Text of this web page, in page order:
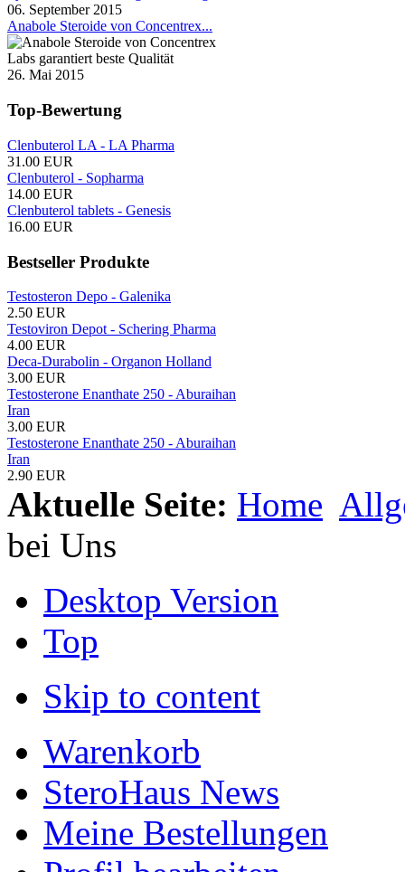
06. September 2015
Anabole Steroide von Concentrex...
26. Mai 2015
Top-Bewertung
Clenbuterol LA - LA Pharma
31.00 EUR
Clenbuterol - Sopharma
14.00 EUR
Clenbuterol tablets - Genesis
16.00 EUR
Bestseller Produkte
Testosteron Depo - Galenika
2.50 EUR
Testoviron Depot - Schering Pharma
4.00 EUR
Deca-Durabolin - Organon Holland
3.00 EUR
Testosterone Enanthate 250 - Aburaihan
Iran
3.00 EUR
Testosterone Enanthate 250 - Aburaihan
Iran
2.90 EUR
Aktuelle Seite: Home
bei Uns
Desktop Version
Top
Skip to content
Warenkorb
SteroHaus News
Meine Bestellungen